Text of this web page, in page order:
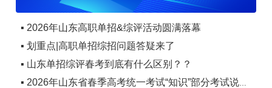
十二月
高考报名
艺术类统考
港澳高校内地招生
特殊类型招生简章发布
艺术类校考报名
特殊类型招生
▪ 2026年山东高职单招&综评活动圆满落幕
▪ 划重点|高职单招综招问题答疑来了
▪ 山东单招综评春考到底有什么区别？？
▪ 2026年山东省春季高考统一考试“知识”部分考试说明